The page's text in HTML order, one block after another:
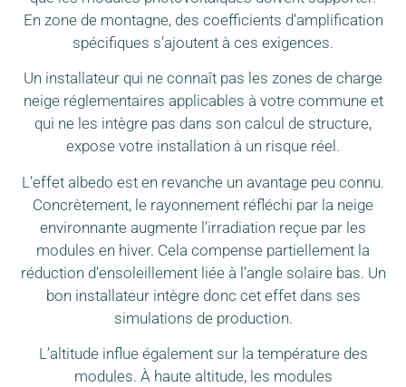
En zone de montagne, des coefficients d’amplification
spécifiques s’ajoutent à ces exigences.
Un installateur qui ne connaît pas les zones de charge
neige réglementaires applicables à votre commune et
qui ne les intègre pas dans son calcul de structure,
expose votre installation à un risque réel.
L’effet albedo est en revanche un avantage peu connu.
Concrètement, le rayonnement réfléchi par la neige
environnante augmente l’irradiation reçue par les
modules en hiver. Cela compense partiellement la
réduction d’ensoleillement liée à l’angle solaire bas. Un
bon installateur intègre donc cet effet dans ses
simulations de production.
L’altitude influe également sur la température des
modules. À haute altitude, les modules